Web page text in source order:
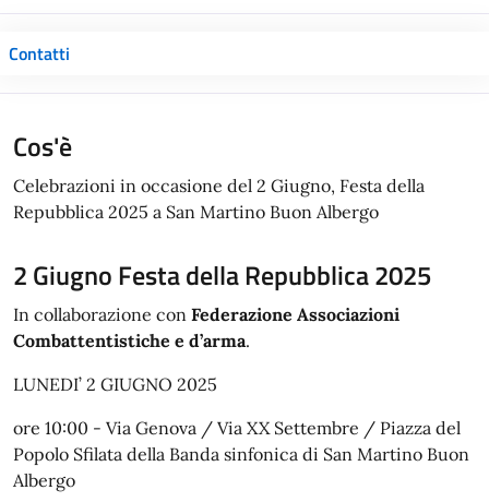
Contatti
Cos'è
Celebrazioni in occasione del 2 Giugno, Festa della
Repubblica 2025 a San Martino Buon Albergo
2 Giugno Festa della Repubblica 2025
In collaborazione con Federazione Associazioni
Combattentistiche e d’arma.
LUNEDI’ 2 GIUGNO 2025
ore 10:00 - Via Genova / Via XX Settembre / Piazza del
Popolo Sfilata della Banda sinfonica di San Martino Buon
Albergo